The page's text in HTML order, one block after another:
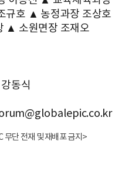
규호 ▲ 농정과장 조상호
▲ 소원면장 조재오
동식
단 전재 및 재배포 금지>